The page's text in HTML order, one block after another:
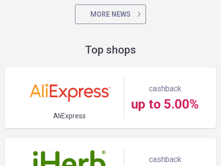
MORE NEWS
Top shops
AliExpress
cashback
up to 5.00%
cashback